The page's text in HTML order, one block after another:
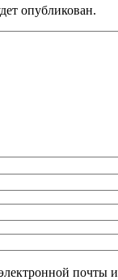
опубликован.
почты